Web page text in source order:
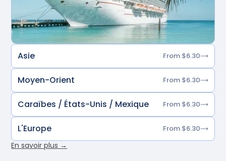
Asie From $6.30
Moyen-Orient From $6.30
Caraïbes / États-Unis / Mexique From $6.30
L'Europe From $6.30
En savoir plus →